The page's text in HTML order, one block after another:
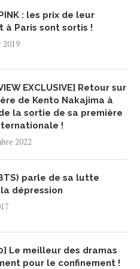
: les prix de leur
à Paris sont sortis !
2019
EXCLUSIVE] Retour sur
de Kento Nakajima à
la sortie de sa première
!
2022
parle de sa lutte
dépression
Le meilleur des dramas
pour le confinement !